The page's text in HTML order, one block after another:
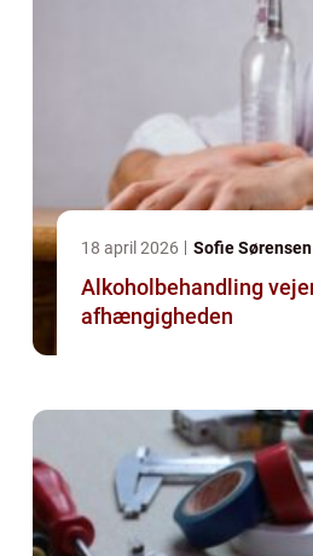
18 april 2026 Sofie Sørensen
Alkoholbehandling vejen ud af
afhængigheden